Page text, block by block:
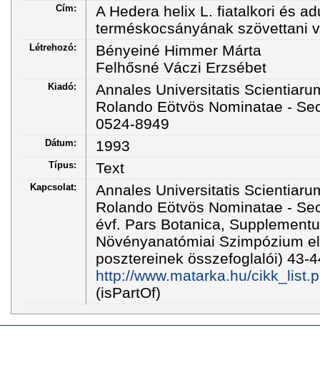
Cím:
A Hedera helix L. fiatalkori és
terméskocsányának szövettani
Létrehozó:
Bényeiné Himmer Márta
Felhősné Váczi Erzsébet
Kiadó:
Annales Universitatis
Rolando Eötvös Nominatae -
0524-8949
Dátum: 1993
Típus: Text
Kapcsolat:
Annales Universitatis
Rolando Eötvös Nominatae -
évf. Pars Botanica,
Növényanatómiai Szimpózium
posztereinek összefoglalói) 43-
http://www.matarka.hu/
(isPartOf)